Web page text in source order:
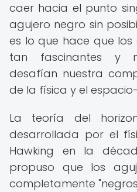
caer hacia el punto
agujero negro sin
es lo que hace que los
tan fascinantes y
desafían nuestra
de la física y el
La teoría del
desarrollada por el
Hawking en la
propuso que los
completamente